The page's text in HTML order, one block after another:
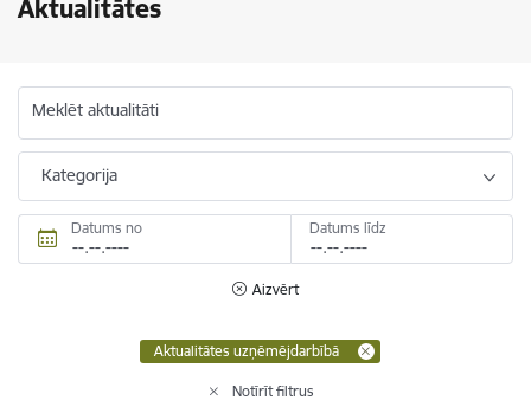
Aktualitātes
Meklēt aktualitāti
Kategorija
Datums no Datums līdz
Aizvērt
Aktualitātes uzņēmējdarbībā
Notīrīt filtrus